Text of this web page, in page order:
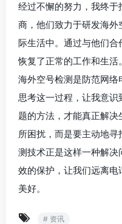
经过不懈的努力，我终
商，他们致力于研发海
际生活中。通过与他们合
恢复了正常的工作和生活
海外空号检测是防范网络
思考这一过程，让我意
题的方法，才能真正解
所困扰，而是要主动地
测技术正是这样一种解
效的保护，让我们远离
美好。
# 资讯